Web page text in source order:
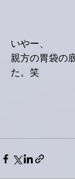
いやー、
親方の胃袋の
た。笑